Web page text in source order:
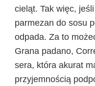
cieląt. Tak więc,
parmezan do sosu
odpada. Za to
Grana padano,
sera, która akurat
przyjemnością